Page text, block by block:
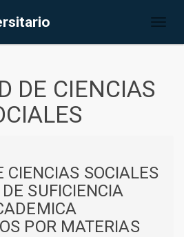
DE CIENCIAS
CIENCIAS SOCIALES
SUFICIENCIA
POR MATERIAS